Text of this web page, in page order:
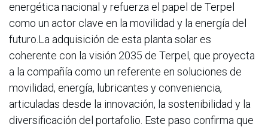
energética nacional y refuerza el papel de Terpel
como un actor clave en la movilidad y la energía del
futuro.La adquisición de esta planta solar es
coherente con la visión 2035 de Terpel, que proyecta
a la compañía como un referente en soluciones de
movilidad, energía, lubricantes y conveniencia,
articuladas desde la innovación, la sostenibilidad y la
diversificación del portafolio. Este paso confirma que